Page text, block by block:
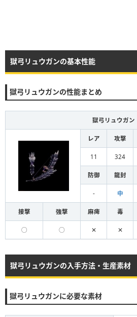
獄弓リュウガンの基本性能
獄弓リュウガンの性能まとめ
獄弓リュウガン
レア 攻撃
11 324
防御 龍封
- 中
接撃 強撃 麻痺 毒
◯ ◯ ✕ ✕
獄弓リュウガンの入手方法・生産素材
獄弓リュウガンに必要な素材